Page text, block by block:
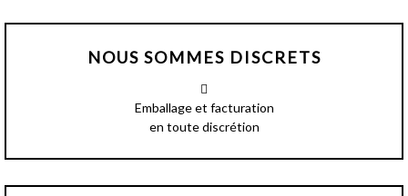
NOUS SOMMES DISCRETS
Emballage et facturation
en toute discrétion